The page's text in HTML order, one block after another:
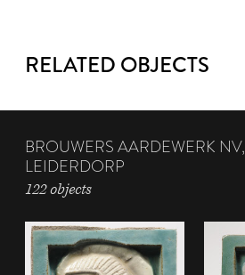
RELATED OBJECTS
BROUWERS AARDEWERK NV,
LEIDERDORP
122 objects